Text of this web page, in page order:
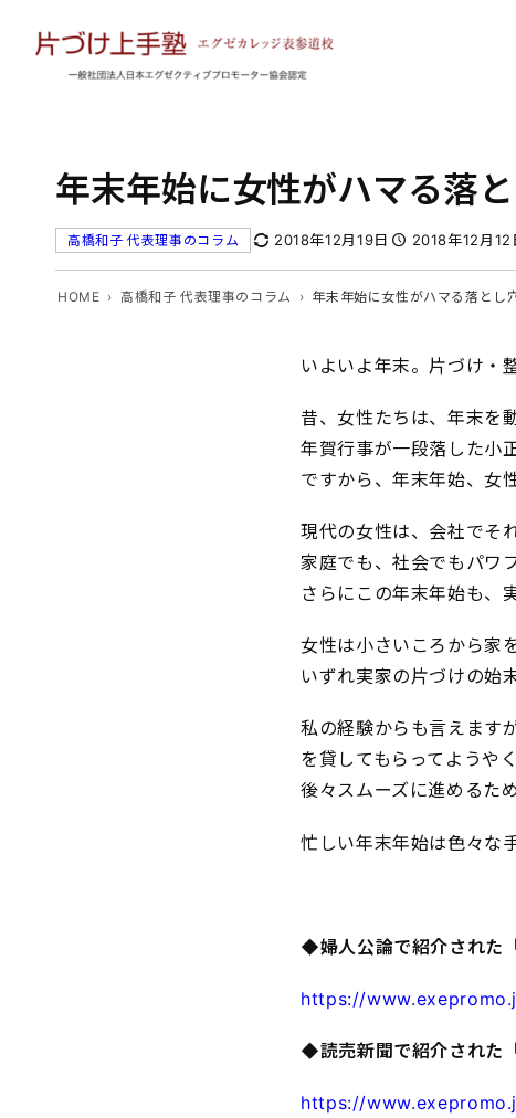
年末年始に女性がハマる落と
高橋和子 代表理事のコラム 2018年12月19日 2018年12月12
HOME 高橋和子 代表理事のコラム 年末年始に女性がハマる落とし
いよいよ年末。片づけ・
昔、女性たちは、年末を
年賀行事が一段落した小
ですから、年末年始、女
現代の女性は、会社でそ
家庭でも、社会でもパワ
さらにこの年末年始も、
女性は小さいころから家
いずれ実家の片づけの始
私の経験からも言えます
を貸してもらってようや
後々スムーズに進めるた
忙しい年末年始は色々な
◆婦人公論で紹介された
https://
◆読売新聞で紹介された
https://